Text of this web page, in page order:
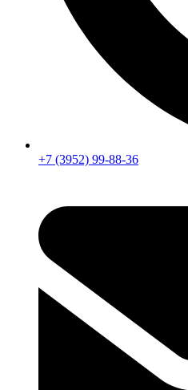
+7 (3952) 99-88-36